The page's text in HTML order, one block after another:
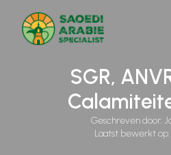
SGR,
Geschreven door:
Laatst bewerkt op: